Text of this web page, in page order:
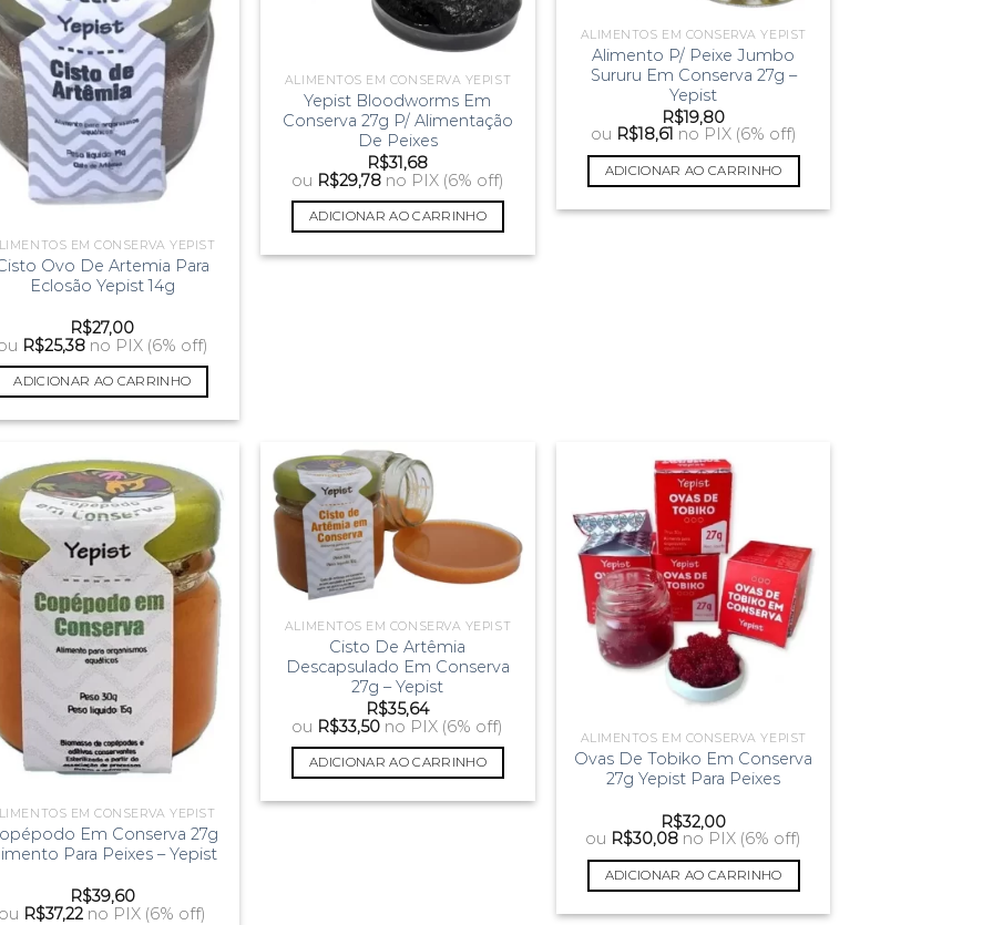
EM CONSERVA YEPIST
Ovo De Artemia Para
Eclosão Yepist 14g
R$27,00
R$25,38 no PIX (6% off)
ADICIONAR AO CARRINHO
ALIMENTOS EM CONSERVA YEPIST
Yepist Bloodworms Em
Conserva 27g P/ Alimentação
De Peixes
R$31,68
ou R$29,78 no PIX (6% off)
ADICIONAR AO CARRINHO
ALIMENTOS EM CONSERVA YEPIST
Alimento P/ Peixe Jumbo
Sururu Em Conserva 27g –
Yepist
R$19,80
ou R$18,61 no PIX (6% off)
ADICIONAR AO CARRINHO
EM CONSERVA YEPIST
Em Conserva 27g
Para Peixes – Yepist
R$39,60
R$37,22 no PIX (6% off)
ALIMENTOS EM CONSERVA YEPIST
Cisto De Artêmia
Descapsulado Em Conserva
27g – Yepist
R$35,64
ou R$33,50 no PIX (6% off)
ADICIONAR AO CARRINHO
ALIMENTOS EM CONSERVA YEPIST
Ovas De Tobiko Em Conserva
27g Yepist Para Peixes
R$32,00
ou R$30,08 no PIX (6% off)
ADICIONAR AO CARRINHO